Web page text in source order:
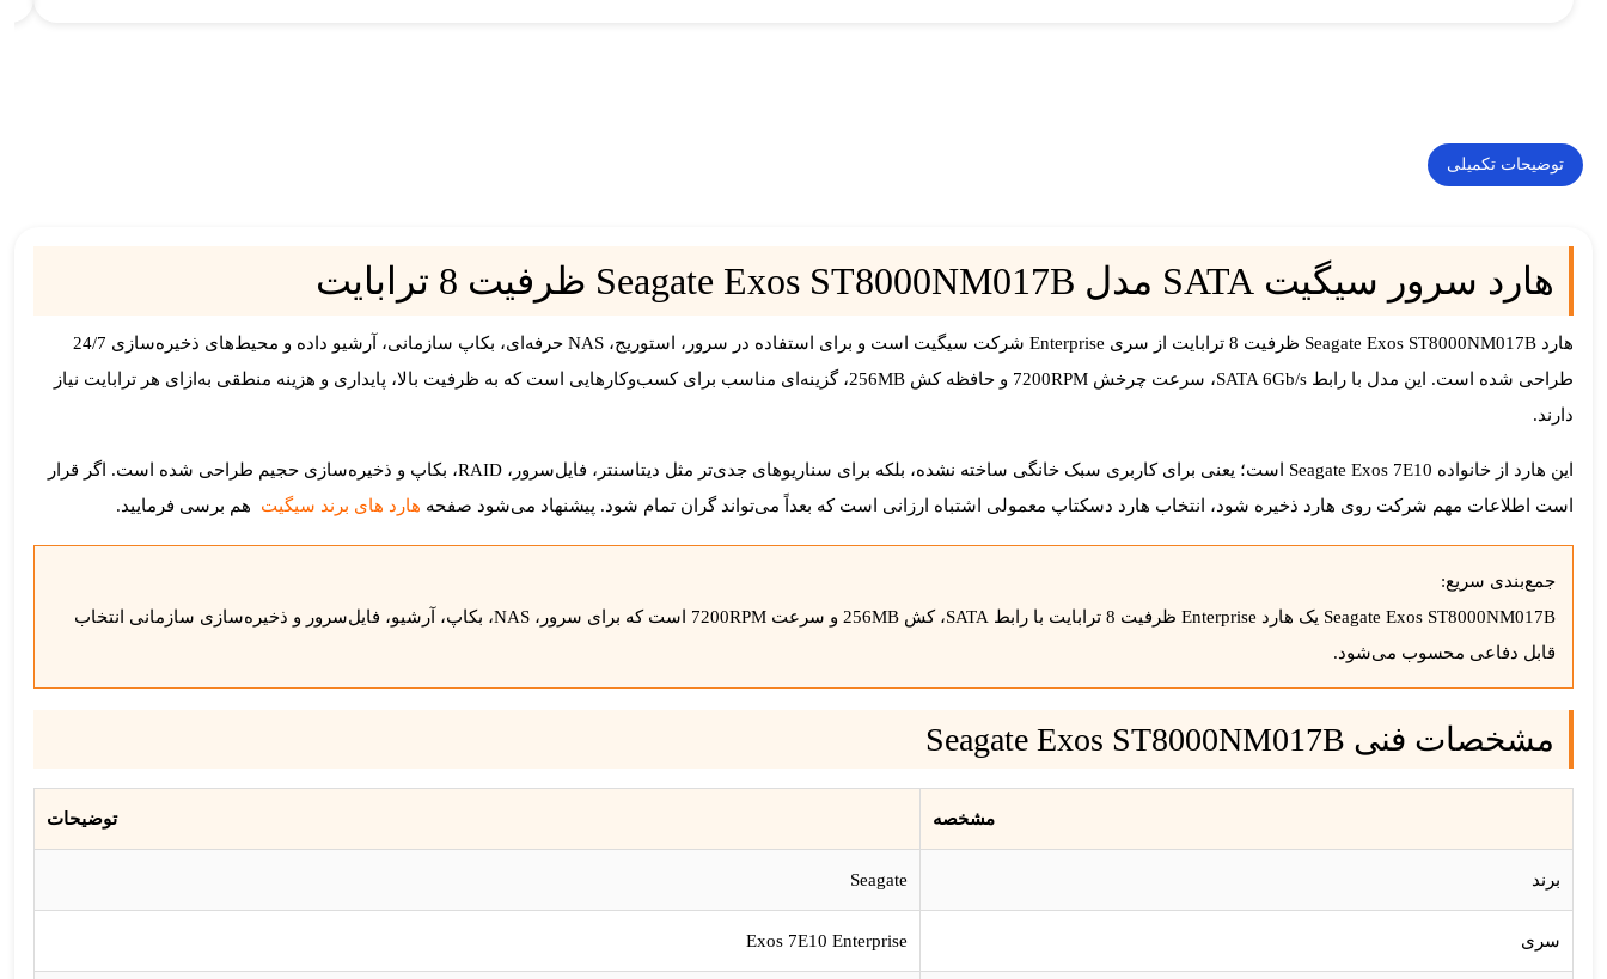
توضیحات تکمیلی
هارد سرور سیگیت SATA مدل Seagate Exos ST8000NM017B ظرفیت 8 ترابایت
هارد Seagate Exos ST8000NM017B ظرفیت 8 ترابایت
از سری Enterprise شرکت سیگیت است و برای استفاده در سرور، استوریج، NAS حرفه‌ای، بکاپ سازمانی، آرشیو داده و محیط‌های ذخیره‌سازی 24/7
طراحی شده است. این مدل با رابط SATA 6Gb/s، سرعت چرخش 7200RPM و حافظه کش 256MB، گزینه‌ای مناسب برای کسب‌وکارهایی است که به ظرفیت بالا، پایداری و هزینه منطقی به‌ازای هر ترابایت نیاز
دارند.
این هارد از خانواده Seagate Exos 7E10
است؛ یعنی برای کاربری سبک خانگی ساخته نشده، بلکه برای سناریوهای جدی‌تر مثل دیتاسنتر، فایل‌سرور، RAID، بکاپ و ذخیره‌سازی حجیم طراحی شده است. اگر قرار
است اطلاعات مهم شرکت روی هارد ذخیره شود، انتخاب هارد دسکتاپ معمولی اشتباه ارزانی است که بعداً می‌تواند گران تمام شود. پیشنهاد می‌شود صفحه هارد های برند سیگیت هم برسی فرمایید.
جمع‌بندی سریع:
Seagate Exos ST8000NM017B یک هارد Enterprise ظرفیت 8 ترابایت با رابط SATA، کش 256MB و سرعت 7200RPM است که برای سرور، NAS، بکاپ، آرشیو، فایل‌سرور و ذخیره‌سازی سازمانی انتخاب
قابل دفاعی محسوب می‌شود.
مشخصات فنی Seagate Exos ST8000NM017B
مشخصه توضیحات
برند Seagate
سری Exos 7E10 Enterprise